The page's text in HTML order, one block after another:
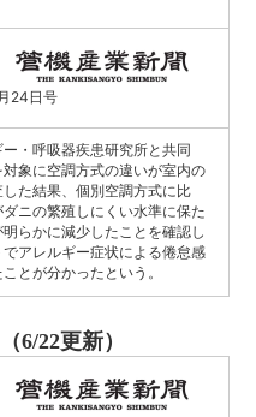
24日号
・呼吸器疾患研究所と共同
象に空調方式の違いが室内の
た結果、個別空調方式に比
ニの繁殖しにくい水準に保た
らかに減少したことを確認し
アレルギー症状による倦怠感
とが分かったという。
6/22更新）